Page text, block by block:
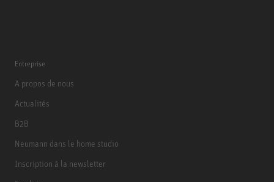
Entreprise
A propos de nous
Actualités
B2B
Neumann dans le home studio
Inscription à la newsletter